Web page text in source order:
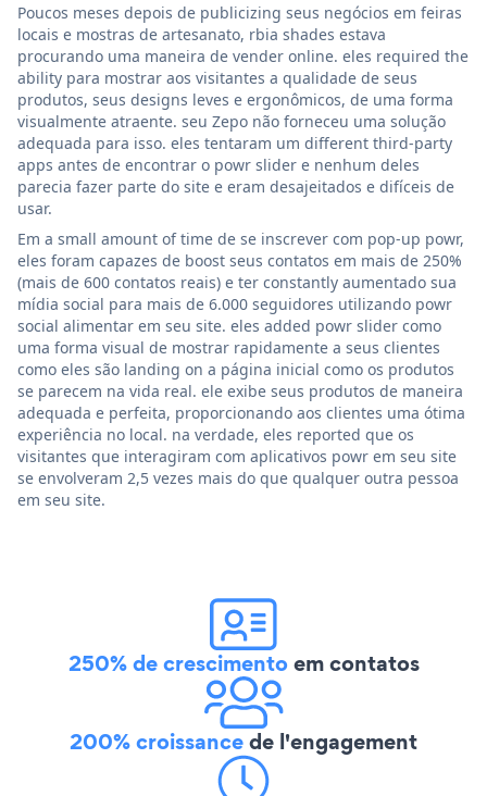
Poucos meses depois de publicizing seus negócios em feiras
locais e mostras de artesanato, rbia shades estava
procurando uma maneira de vender online. eles required the
ability para mostrar aos visitantes a qualidade de seus
produtos, seus designs leves e ergonômicos, de uma forma
visualmente atraente. seu Zepo não forneceu uma solução
adequada para isso. eles tentaram um different third-party
apps antes de encontrar o powr slider e nenhum deles
parecia fazer parte do site e eram desajeitados e difíceis de
usar.
Em a small amount of time de se inscrever com pop-up powr,
eles foram capazes de boost seus contatos em mais de 250%
(mais de 600 contatos reais) e ter constantly aumentado sua
mídia social para mais de 6.000 seguidores utilizando powr
social alimentar em seu site. eles added powr slider como
uma forma visual de mostrar rapidamente a seus clientes
como eles são landing on a página inicial como os produtos
se parecem na vida real. ele exibe seus produtos de maneira
adequada e perfeita, proporcionando aos clientes uma ótima
experiência no local. na verdade, eles reported que os
visitantes que interagiram com aplicativos powr em seu site
se envolveram 2,5 vezes mais do que qualquer outra pessoa
em seu site.
250% de crescimentoem contatos
200% croissancede l'engagement